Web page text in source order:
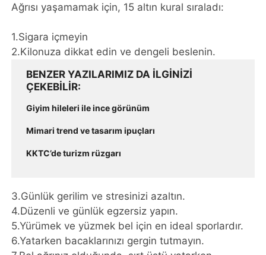
Ağrısı yaşamamak için, 15 altın kural sıraladı:
1.Sigara içmeyin
2.Kilonuza dikkat edin ve dengeli beslenin.
BENZER YAZILARIMIZ DA ILGINIZI
ÇEKEBILIR
Giyim hileleri ile ince görünüm
Mimari trend ve tasarım ipuçları
KKTC’de turizm rüzgarı
3.Günlük gerilim ve stresinizi azaltın.
4.Düzenli ve günlük egzersiz yapın.
5.Yürümek ve yüzmek bel için en ideal sporlardır.
6.Yatarken bacaklarınızı gergin tutmayın.